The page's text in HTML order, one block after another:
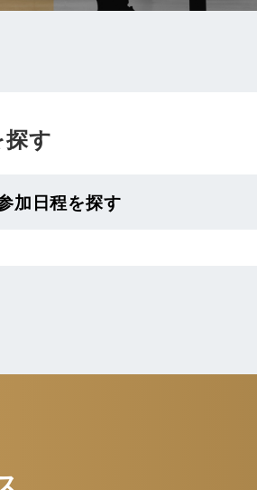
す
加日程を探す